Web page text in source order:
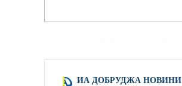
ИА ДОБРУДЖА НОВИНИ